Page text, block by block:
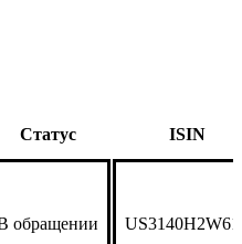
Статус ISIN
обращении